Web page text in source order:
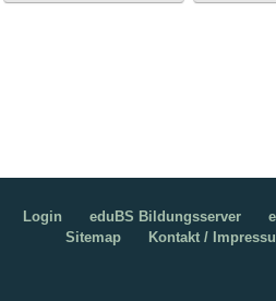
Login eduBS Bildungsserver
Sitemap
Kontakt /